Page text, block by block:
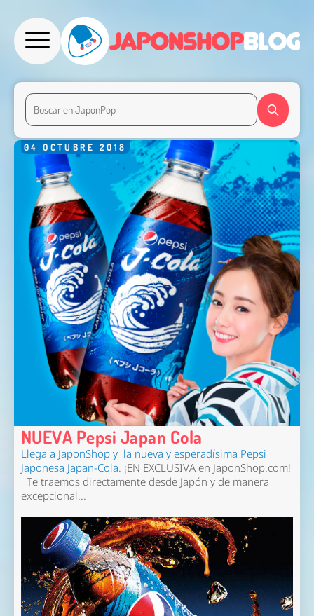
04 OCTUBRE 2018
NUEVA Pepsi Japan Cola
Llega a JaponShop y la nueva y esperadísima Pepsi
Japonesa Japan-Cola. ¡EN EXCLUSIVA en JaponShop.com!
Te traemos directamente desde Japón y de manera
excepcional...